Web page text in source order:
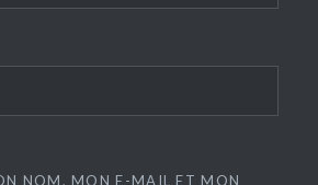
NOM, MON E-MAIL ET MON